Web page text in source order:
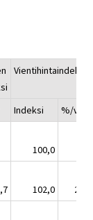
Vientihintaindeksi
Indeksi
%/v
100,0
102,0
2,0